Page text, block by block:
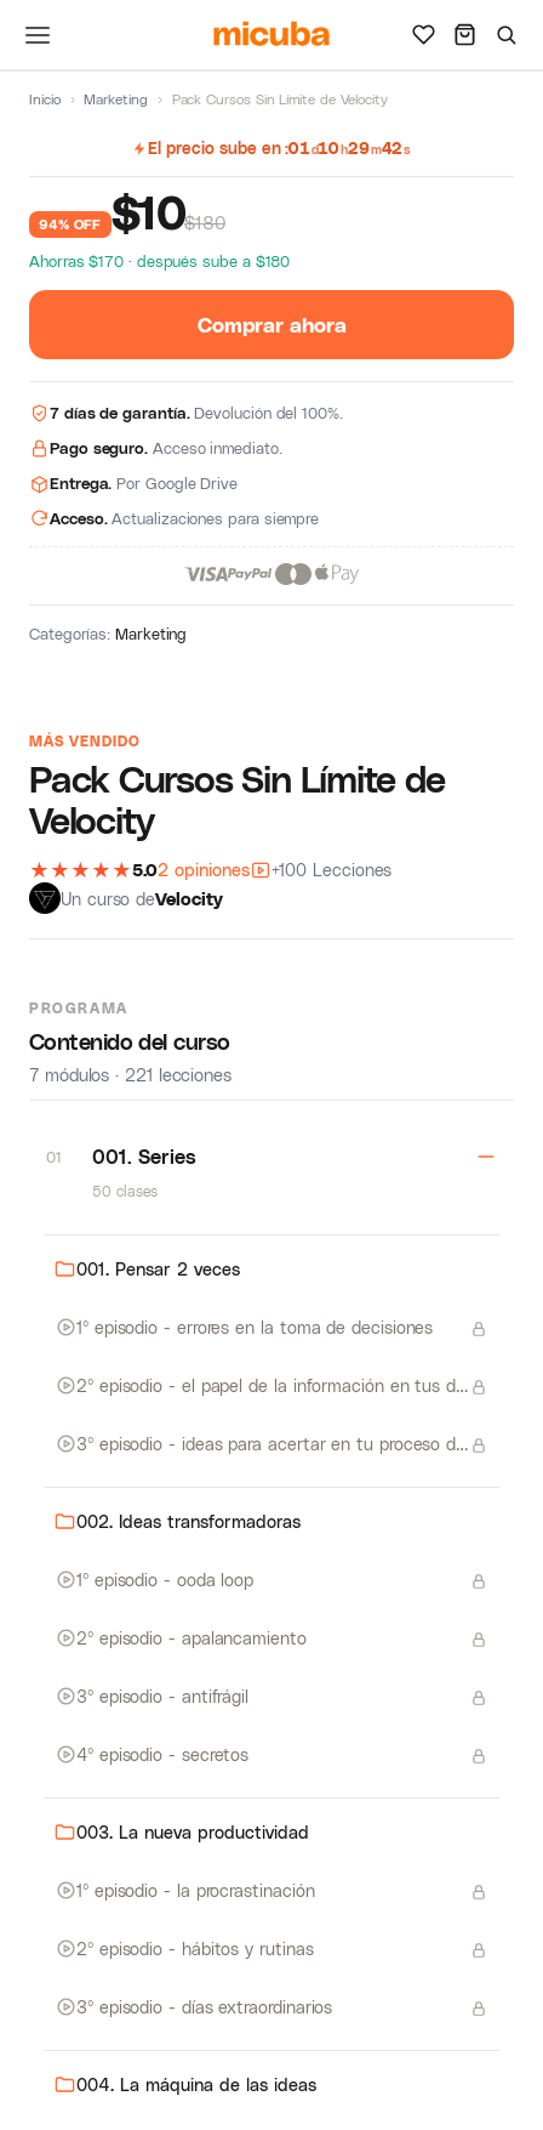
Inicio › Marketing › Pack Cursos Sin Límite de Velocity
MÁS VENDIDO
Pack Cursos Sin Límite de
Velocity
★ ★ ★ ★ ★5.02 opiniones
+100 Lecciones
Un curso deVelocity
PROGRAMA
Contenido del curso
7 módulos · 221 lecciones
01 001. Series
50 clases
001. Pensar 2 veces
1º episodio - errores en la toma de decisiones
2º episodio - el papel de la información en tus decisiones
3º episodio - ideas para acertar en tu proceso de decisiones
002. Ideas transformadoras
1º episodio - ooda loop
2º episodio - apalancamiento
3º episodio - antifrágil
4º episodio - secretos
003. La nueva productividad
1º episodio - la procrastinación
2º episodio - hábitos y rutinas
3º episodio - días extraordinarios
004. La máquina de las ideas
El precio sube en 01d10h29m41s
94% OFF $10$180
Ahorras $170 · después sube a $180
Comprar ahora
7 días de garantía.Devolución del 100%.
Pago seguro. Acceso inmediato.
Entrega. Por Google Drive
Acceso.Actualizaciones para siempre
Categorías:Marketing